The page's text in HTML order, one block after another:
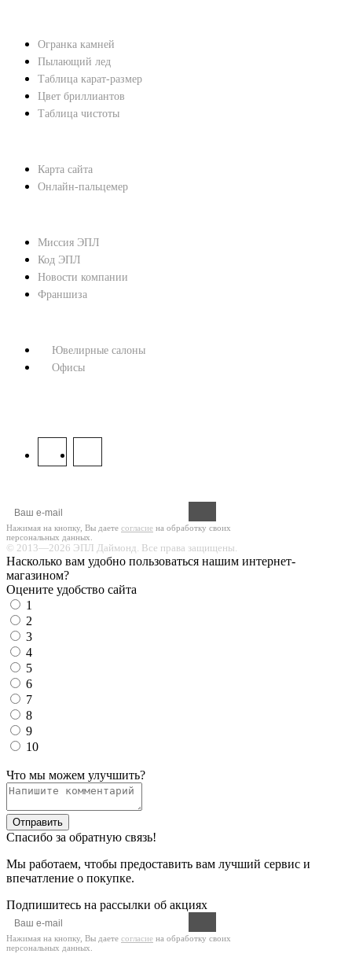
Огранка камней
Пылающий лед
Таблица карат-размер
Цвет бриллиантов
Таблица чистоты
Карта сайта
Онлайн-пальцемер
Миссия ЭПЛ
Код ЭПЛ
Новости компании
Франшиза
Ювелирные салоны
Офисы
Нажимая на кнопку, Вы даете согласие на обработку своих
персональных данных.
© 2013—2026 ЭПЛ Даймонд. Все права защищены.
Насколько вам удобно пользоваться нашим интернет-
магазином?
Оцените удобство сайта
1
2
3
4
5
6
7
8
9
10
Что мы можем улучшить?
Отправить
Спасибо за обратную связь!
Мы работаем, чтобы предоставить вам лучший сервис и
впечатление о покупке.
Подпишитесь на рассылки об акциях
Нажимая на кнопку, Вы даете согласие на обработку своих
персональных данных.